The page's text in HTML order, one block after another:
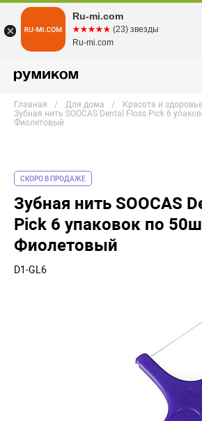
Главная Для дома Красота и здоровье
Зубная нить SOOCAS Dental Floss Pick 6
Фиолетовый
СКОРО В ПРОДАЖЕ
Зубная нить SOOCAS
Pick 6 упаковок по
Фиолетовый
D1-GL6
Ru-mi.com
☆☆☆☆☆
★★★★★ (23) звезды
Ru-mi.com